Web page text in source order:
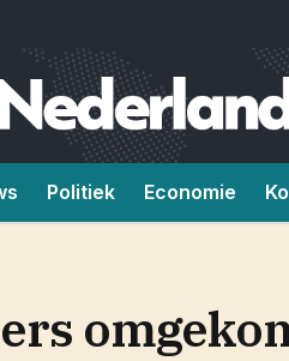
Politiek Economie